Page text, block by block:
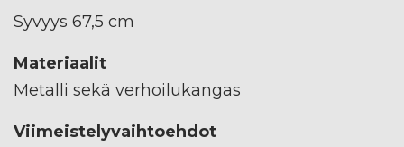
Syvyys 67,5 cm
Materiaalit
Metalli sekä verhoilukangas
Viimeistelyvaihtoehdot